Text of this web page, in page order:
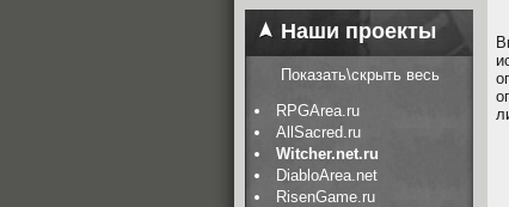
Наши проекты
Показать\скрыть весь
RPGArea.ru
AllSacred.ru
Witcher.net.ru
DiabloArea.net
RisenGame.ru